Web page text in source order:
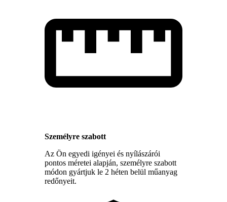
Személyre szabott
Az Ön egyedi igényei és nyílászárói
pontos méretei alapján, személyre szabott
módon gyártjuk le 2 héten belül műanyag
redőnyeit.